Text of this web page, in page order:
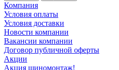
Компания
Условия оплаты
Условия доставки
Новости компании
Вакансии компании
Договор публичной оферты
Акции
Акция шиномонтаж!